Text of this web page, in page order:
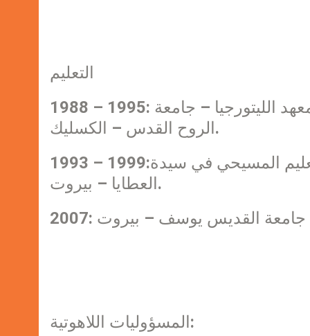
التعليم
1988 – 1995: استاذا في لاهوت الاسرار في كلية اللاهوت وفي معهد الليتورجيا – جامعة
الروح القدس – الكسليك.
1993 – 1999:استاذ مادة آباء الكنيسة في المعهد الابرشي للتعليم المسيحي في سيدة
العطايا – بيروت.
المسؤوليات اللاهوتية: